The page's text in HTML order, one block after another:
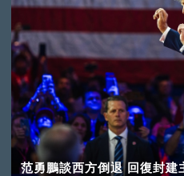
范勇鵬談西方倒退 回復封建